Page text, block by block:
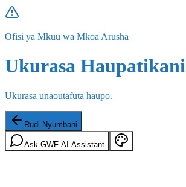
Ofisi ya Mkuu wa Mkoa Arusha
Ukurasa Haupatikani
Ukurasa unaoutafuta haupo.
Rudi Nyumbani
Ask GWF AI Assistant